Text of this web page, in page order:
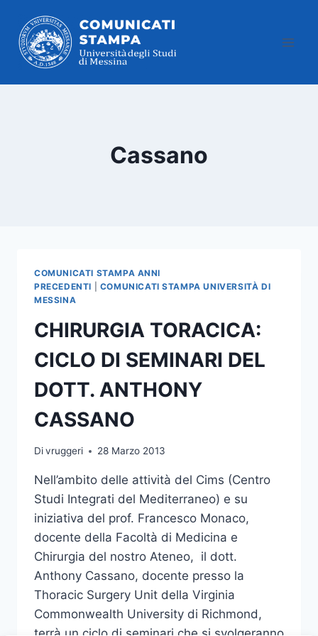
contenuto
Cassano
COMUNICATI STAMPA ANNI
PRECEDENTI
COMUNICATI STAMPA UNIVERSITÀ DI
MESSINA
CHIRURGIA TORACICA:
CICLO DI SEMINARI DEL
DOTT. ANTHONY
CASSANO
Divruggeri 28 Marzo 2013
Nell’ambito delle attività del Cims (Centro
Studi Integrati del Mediterraneo) e su
iniziativa del prof. Francesco Monaco,
docente della Facoltà di Medicina e
Chirurgia del nostro Ateneo, il dott.
Anthony Cassano, docente presso la
Thoracic Surgery Unit della Virginia
Commonwealth University di Richmond,